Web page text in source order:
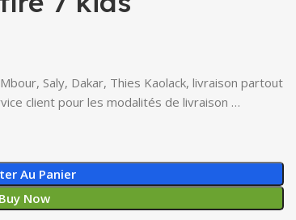
Saly, Dakar, Thies Kaolack, livraison partout
client pour les modalités de livraison …
Au Panier
Buy Now